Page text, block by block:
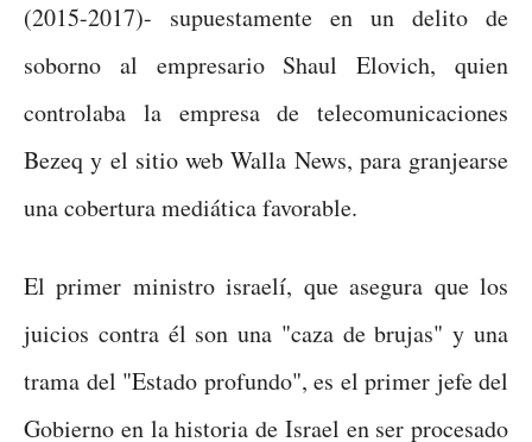
(2015-2017)- supuestamente en un delito de
soborno al empresario Shaul Elovich, quien
controlaba la empresa de telecomunicaciones
Bezeq y el sitio web Walla News, para granjearse
una cobertura mediática favorable.
El primer ministro israelí, que asegura que los
juicios contra él son una "caza de brujas" y una
trama del "Estado profundo", es el primer jefe del
Gobierno en la historia de Israel en ser procesado